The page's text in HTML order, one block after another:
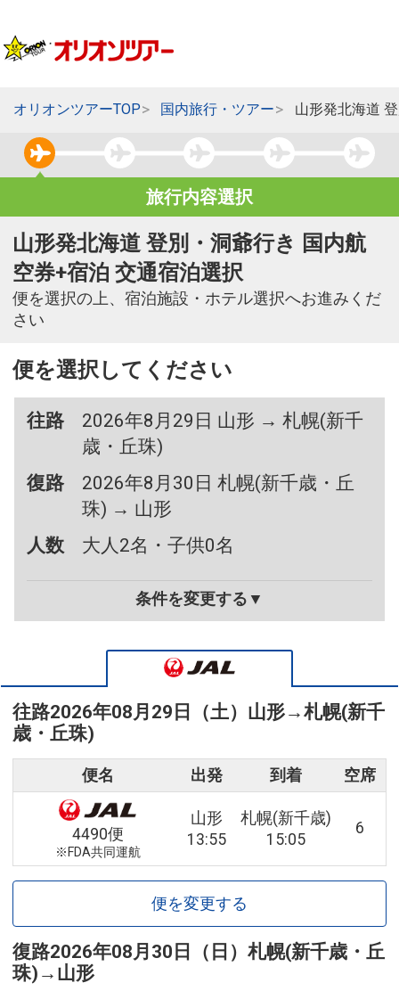
オリオンツアーTOP 国内旅行・ツアー 山形発北海道
旅行内容選択
山形発北海道 登別・洞爺行き 国内航
空券+宿泊 交通宿泊選択
便を選択の上、宿泊施設・ホテル選択へお進みくだ
さい
便を選択してください
往路
2026年8月29日 山形 → 札幌(新千
歳・丘珠)
復路
2026年8月30日 札幌(新千歳・丘
珠) → 山形
人数
大人2名・子供0名
条件を変更する▼
往路2026年08月29日（土） 山形→札幌(新千
歳・丘珠)
便名 出発 到着 空席
4490便
※FDA共同運航
山形
13:55
札幌(新千歳)
15:05
6
便を変更する
復路2026年08月30日（日） 札幌(新千歳・丘
珠) → 山形